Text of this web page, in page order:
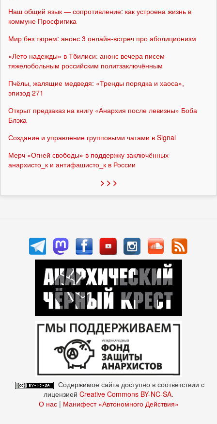
Наш общий язык — сопротивление: как устроена жизнь в
коммуне Просфигика
Мир без тюрем: анонс 3 онлайн-встреч про аболиционизм
«Лето надежды» в Тбилиси: анонс вечера писем
тяжелобольным российским политзаключённым
Пчёлы, жалящие медведя: «Тренды порядка и хаоса»,
эпизод 271
Открыт предзаказ на книгу «Анархия после левизны» Боба
Блэка
Создание и управление групповыми чатами в Signal
Мерч «Огней свободы» в поддержку заключённых
анархисто_к и антифашисто_к в России
> > >
Содержимое сайта доступно в соответствии с
лицензией Creative Commons BY-NC-SA.
О нас| Манифест «Автономного Действия»